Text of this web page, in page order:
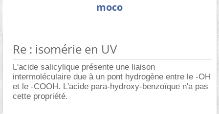
moco
Re : isomérie en UV
L'acide salicylique présente une liaison
intermoléculaire due à un pont hydrogène entre le -OH
et le -COOH. L'acide para-hydroxy-benzoïque n'a pas
cette propriété.